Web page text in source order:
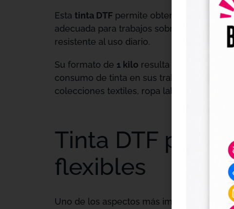
Esta tinta DTF permite obtener diseños
adecuada para trabajos sobre algodón,
resistente al uso diario.
Su formato de 1 kilo resulta práctico para
consumo de tinta en sus trabajos diarios.
colecciones textiles, ropa laboral,
Tinta DTF para
flexibles
Uno de los aspectos más importantes en